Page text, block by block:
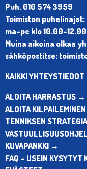
Puh. 010 574 3959
Toimiston puhelinajat:
ma-pe klo 10.00-12.00
Muina aikoina olkaa
sähköpostitse:
KAIKKI
ALOITA HARRASTUS →
ALOITA
TENNIKSEN
KUVAPANKKI →
FAQ – USEIN KYSYTYT